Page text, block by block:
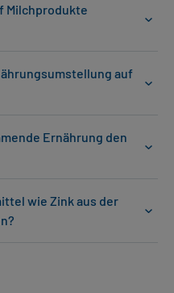
Milchprodukte
auf
Ernährung den
wie Zink aus der